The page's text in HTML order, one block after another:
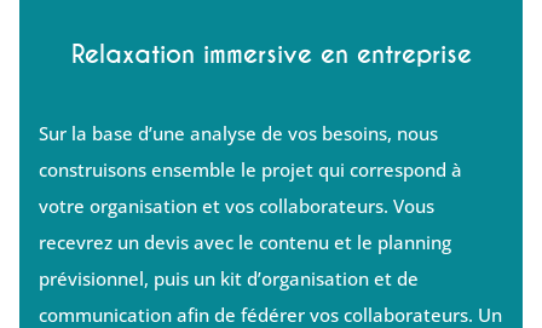
Relaxation immersive en entreprise
Sur la base d’une analyse de vos besoins, nous
construisons ensemble le projet qui correspond à
votre organisation et vos collaborateurs. Vous
recevrez un devis avec le contenu et le planning
prévisionnel, puis un kit d’organisation et de
communication afin de fédérer vos collaborateurs. Un